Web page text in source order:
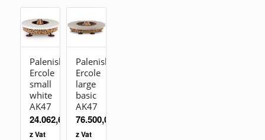
Palenisko
Ercole
small
white
AK47
24.062,60
z Vat
Palenisko
Ercole
large
basic
AK47
76.500,00
z Vat